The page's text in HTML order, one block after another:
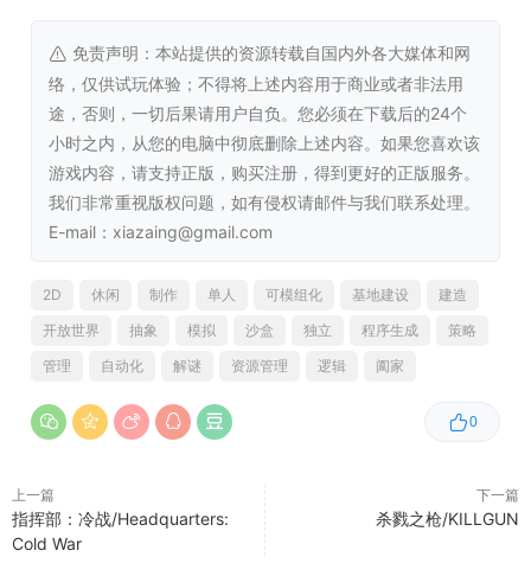
Windows
最低配置:
需要 64 位处理器和操作系统
操作系统:Windows 10 64bit
处理器:2 Ghz or faster
内存:2048 MB RAM
存储空间:
需要 300 MB 可用空间
推荐配置:
操作系统:Windows 10 64bit
处理器:
免责声明：本站提供的资源转载自国内外各大媒体和网
络，仅供试玩体验；不得将上述内容用于商业或者非法用
途，否则，一切后果请用户自负。您必须在下载后的24个
小时之内，从您的电脑中彻底删除上述内容。如果您喜欢该
游戏内容，请支持正版，购买注册，得到更好的正版服务。
我们非常重视版权问题，如有侵权请邮件与我们联系处理。
E-mail：xiazaing@gmail.com
0
2D 休闲 制作 单人 可模组化 基地建设
建造
开放世界
抽象 模拟 沙盒 独立 程序生成
策略
管理
自动化 解谜 资源管理 逻辑 阖家
上一篇
指挥部：冷战/Headquarters:
Cold War
下一篇
杀戮之枪/KILLGUN